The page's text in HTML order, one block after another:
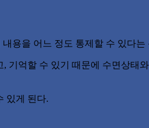
용을 어느 정도 통제할 수 있다는
기억할 수 있기 때문에 수면상태
있게 된다.